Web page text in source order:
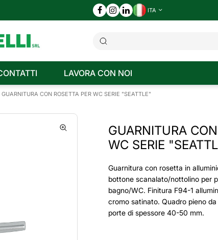
ITA
LAVORA CON NOI
GUARNITURA CON ROSETTA PER WC SERIE "SEATTLE"
GUARNITURA
WC SERIE
Guarnitura con rosetta in
bottone scanalato/nottolino per
bagno/WC. Finitura F94-1
cromo satinato. Quadro pieno
porte di spessore 40-50 mm.